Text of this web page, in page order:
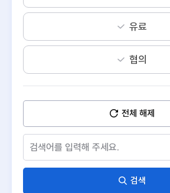
리파인
알스퀘어
유료
협의
전체 해제
검색